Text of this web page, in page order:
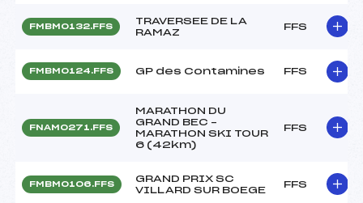
FMBM0132.FFS
TRAVERSEE DE LA
RAMAZ
FFS
FMBM0124.FFS GP des Contamines FFS
FNAM0271.FFS
MARATHON DU
GRAND BEC –
MARATHON SKI TOUR
6 (42km)
FFS
FMBM0106.FFS
GRAND PRIX SC
VILLARD SUR BOEGE
FFS